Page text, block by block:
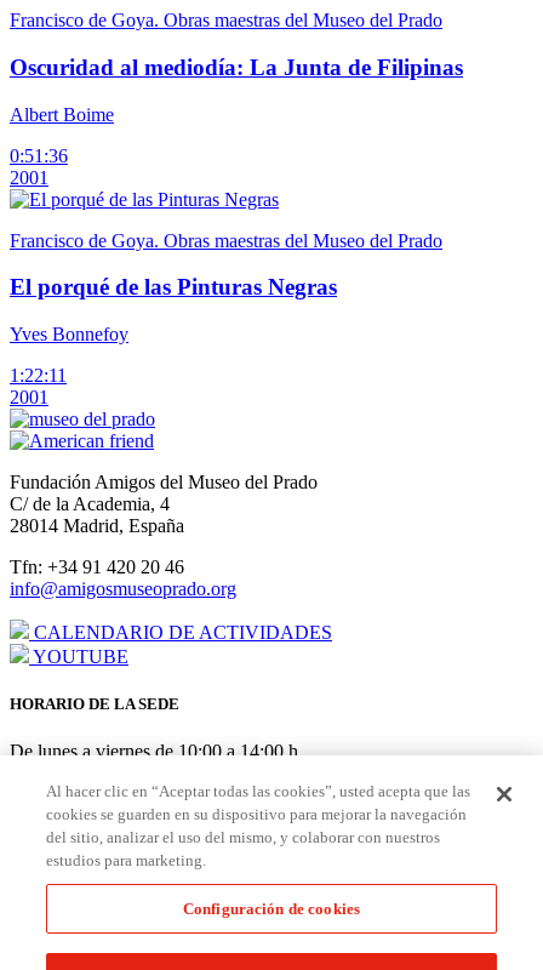
Francisco de Goya. Obras maestras del Museo del Prado
Oscuridad al mediodía: La Junta de Filipinas
Albert Boime
0:51:36
2001
Francisco de Goya. Obras maestras del Museo del Prado
El porqué de las Pinturas Negras
Yves Bonnefoy
1:22:11
2001
Fundación Amigos del Museo del Prado
C/ de la Academia, 4
28014 Madrid, España
Tfn: +34 91 420 20 46
info@amigosmuseoprado.org
CALENDARIO DE ACTIVIDADES
YOUTUBE
HORARIO DE LA SEDE
De lunes a viernes de 10:00 a 14:00 h
HORARIO PUNTO DE AMIGOS EN EL MUSEO
De lunes a sábado de 10:00 a 19:30 h Domingo/festivos de 10:00 a
18:30 h
Hazte
Amigo
Al hacer clic en “Aceptar todas las cookies”, usted acepta que las
cookies se guarden en su dispositivo para mejorar la navegación
del sitio, analizar el uso del mismo, y colaborar con nuestros
estudios para marketing.
Configuración de cookies